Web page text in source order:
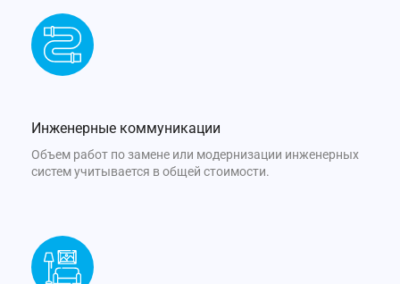
Инженерные коммуникации
Объем работ по замене или модернизации инженерных
систем учитывается в общей стоимости.